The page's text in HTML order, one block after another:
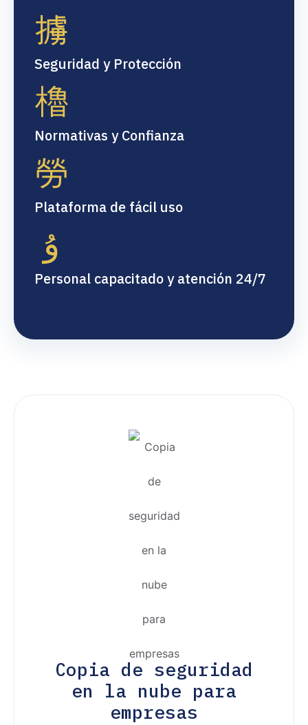
Seguridad y Protección
Normativas y Confianza
Plataforma de fácil uso
Personal capacitado y atención 24/7
Copia de seguridad
en la nube para
empresas